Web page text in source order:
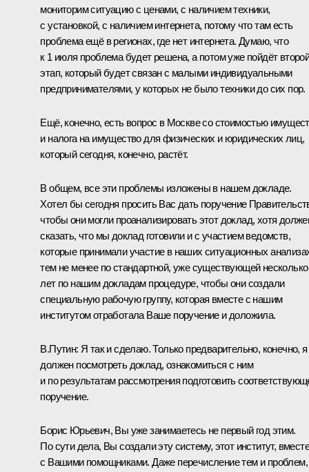
мониторим ситуацию с ценами, с наличием техники,
с установкой, с наличием интернета, потому что там есть
проблема ещё в регионах, где нет интернета. Думаю, что
к 1 июля проблема будет решена, а потом уже пойдёт
этап, который будет связан с малыми индивидуальными
предпринимателями, у которых не было техники до сих пор.
Ещё, конечно, есть вопрос в Москве со стоимостью
и налога на имущество для физических и юридических лиц,
который сегодня, конечно, растёт.
В общем, все эти проблемы изложены в нашем докладе.
Хотел бы сегодня просить Вас дать поручение
чтобы они могли проанализировать этот доклад, хотя
сказать, что мы доклад готовили и с участием ведомств,
которые принимали участие в наших ситуационных
тем не менее по стандартной, уже существующей несколько
лет по нашим докладам процедуре, чтобы они создали
специальную рабочую группу, которая вместе с нашим
институтом отработала Ваше поручение и доложила.
В.Путин: Я так и сделаю. Только предварительно, конечно, я
должен посмотреть доклад, ознакомиться с ним
и по результатам рассмотрения подготовить
поручение.
Борис Юрьевич, Вы уже занимаетесь не первый год этим.
По сути дела, Вы создали эту систему, этот институт, вместе
с Вашими помощниками. Даже перечисление тем и проблем,